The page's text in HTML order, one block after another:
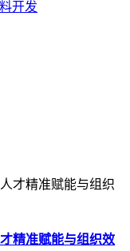
开发
精准赋能与组织效